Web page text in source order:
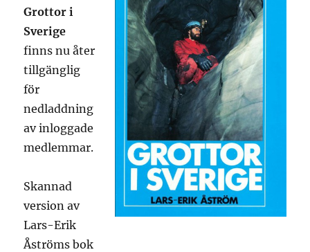
Grottor i
Sverige
finns nu åter
tillgänglig
för
nedladdning
av inloggade
medlemmar.
Skannad
version av
Lars-Erik
Åströms bok